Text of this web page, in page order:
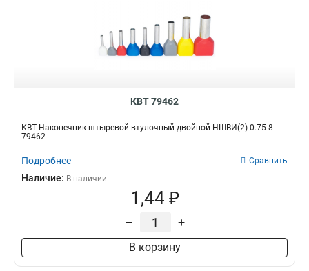
КВТ 79462
КВТ Наконечник штыревой втулочный двойной НШВИ(2) 0.75-8
79462
Подробнее Сравнить
Наличие: В наличии
1,44 ₽
– +
В корзину